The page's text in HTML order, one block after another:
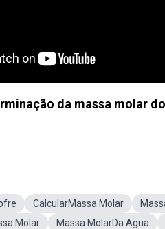
da massa molar
CalcularMassa Molar
Molar Massa MolarDa Agua